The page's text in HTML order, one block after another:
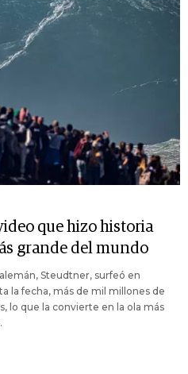
que hizo historia
grande del mundo
Steudtner, surfeó en
la fecha, más de mil millones de
lo que la convierte en la ola más